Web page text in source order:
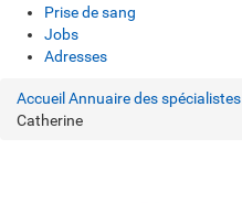
Prise de sang
Jobs
Adresses
Accueil Annuaire des spécialistes
Catherine